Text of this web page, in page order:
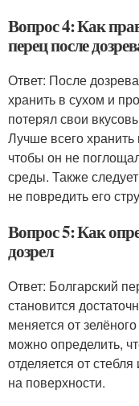
Вопрос 4: Как
перец после
Ответ: После
хранить в сухом и
потерял свои
Лучше всего
чтобы он не
среды. Также
не повредить его
Вопрос 5: Как
дозрел
Ответ: Болгарский
становится
меняется от
можно определить,
отделяется от
на поверхности.